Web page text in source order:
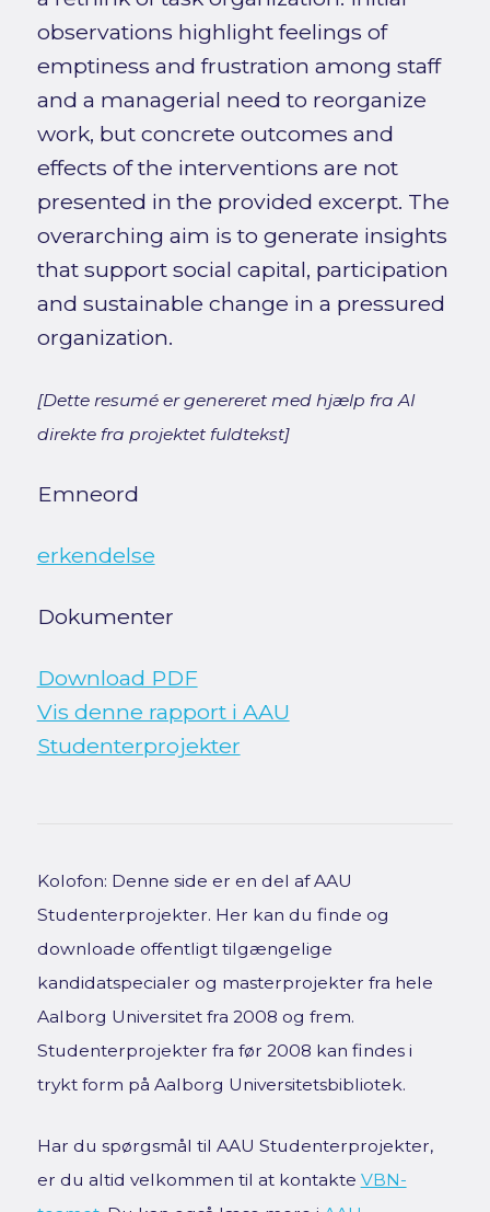
observations highlight feelings of
emptiness and frustration among staff
and a managerial need to reorganize
work, but concrete outcomes and
effects of the interventions are not
presented in the provided excerpt. The
overarching aim is to generate insights
that support social capital, participation
and sustainable change in a pressured
organization.
[Dette resumé er genereret med hjælp fra AI
direkte fra projektet fuldtekst]
Emneord
erkendelse
Dokumenter
Download PDF
Vis denne rapport i AAU
Studenterprojekter
Kolofon: Denne side er en del af AAU
Studenterprojekter. Her kan du finde og
downloade offentligt tilgængelige
kandidatspecialer og masterprojekter fra hele
Aalborg Universitet fra 2008 og frem.
Studenterprojekter fra før 2008 kan findes i
trykt form på Aalborg Universitetsbibliotek.
Har du spørgsmål til AAU Studenterprojekter,
er du altid velkommen til at kontakte VBN-